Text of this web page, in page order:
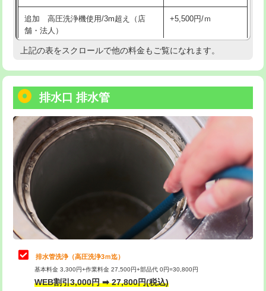
給水管工事※（土の掘削・埋め戻し作
業)
11,000円
給水管工事※（塩ビ管（VP・HI）使
用/3ｍまで)
用（追加）/3ｍ超え)
給水管工事※（ライニング鋼管・銅
管・ポリ管・HT管使用/3ｍまで)
44,000円
給水管工事※（ライニング鋼管・銅
管・ポリ管・HT管使用/3ｍ超え)
+8,800円
排水管工事（土の掘削・埋め戻し作
業）
11,000円~
排水管工事（排水管工事/3ｍまで） 55,000円
排水管工事（追加 排水管工事/3ｍ超
え）
マス交換（土の掘削・埋め戻し作業）
追加 高圧洗浄機使用/3m超え（店
舗・法人）
+5,500円/ｍ
高度高圧洗浄換 現地調査
トーラー機使用/3mまで
追加トーラー機使用/3m超え +3,300円
カメラ調査 33,000円
桝清掃 8,800円
止水・漏水調査・防水処理・清掃・修
理・調整・分解・加工など（軽作業）
11,000円
止水・漏水調査・防水処理・清掃・修
理・調整・分解・加工など（中作業）
22,000円
止水・漏水調査・防水処理・清掃・修
理・調整・分解・加工など（重作業）
33,000円
上記の表をスクロールで他の料金もご覧になれます。
排水口 排水管
排水管洗浄（高圧洗浄3ｍ迄）
基本料金 3,300円+作業料金 27,500円+部品代 0円=30,800円
WEB割引3,000円 ➡ 27,800円(税込)